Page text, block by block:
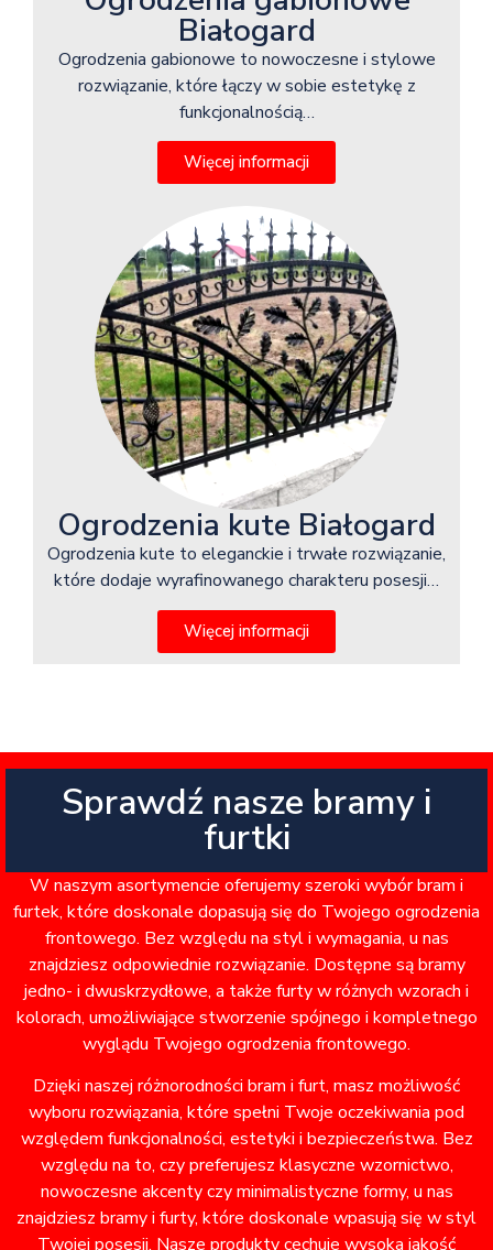
Białogard
Ogrodzenia gabionowe to nowoczesne i stylowe
rozwiązanie, które łączy w sobie estetykę z
funkcjonalnością…
Więcej informacji
Ogrodzenia kute Białogard
Ogrodzenia kute to eleganckie i trwałe rozwiązanie,
które dodaje wyrafinowanego charakteru posesji…
Więcej informacji
Sprawdź nasze bramy i
furtki
W naszym asortymencie oferujemy szeroki wybór bram i
furtek, które doskonale dopasują się do Twojego ogrodzenia
frontowego. Bez względu na styl i wymagania, u nas
znajdziesz odpowiednie rozwiązanie. Dostępne są bramy
jedno- i dwuskrzydłowe, a także furty w różnych wzorach i
kolorach, umożliwiające stworzenie spójnego i kompletnego
wyglądu Twojego ogrodzenia frontowego.
Dzięki naszej różnorodności bram i furt, masz możliwość
wyboru rozwiązania, które spełni Twoje oczekiwania pod
względem funkcjonalności, estetyki i bezpieczeństwa. Bez
względu na to, czy preferujesz klasyczne wzornictwo,
nowoczesne akcenty czy minimalistyczne formy, u nas
znajdziesz bramy i furty, które doskonale wpasują się w styl
Twojej posesji. Nasze produkty cechuje wysoka jakość